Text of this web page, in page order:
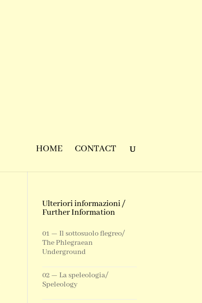
HOME CONTACT
Ulteriori informazioni /
Further Information
01 — Il sottosuolo flegreo/
The Phlegraean
Underground
02 — La speleologia/
Speleology